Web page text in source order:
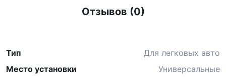
Отзывов (0)
Тип
Для легковых авто
Место установки
Универсальные